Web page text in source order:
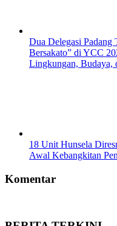
Dua Delegasi Padang
Bersakato” di YCC
Lingkungan, Budaya,
18 Unit Hunsela
Awal Kebangkitan
Komentar